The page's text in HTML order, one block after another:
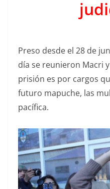
Preso desde el 28 de
día se reunieron Macri
prisión es por cargos
futuro mapuche, las
pacífica.